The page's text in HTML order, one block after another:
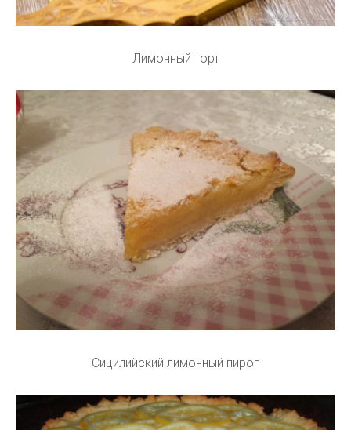
Лимонный торт
Сицилийский лимонный пирог